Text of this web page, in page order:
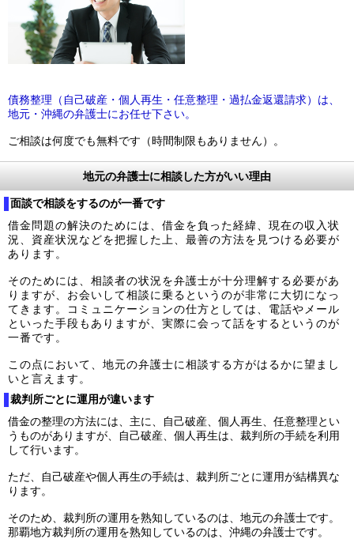
債務整理（自己破産・個人再生・任意整理・過払金返還請求）は、
地元・沖縄の弁護士にお任せ下さい。
ご相談は何度でも無料です（時間制限もありません）。
地元の弁護士に相談した方がいい理由
面談で相談をするのが一番です
借金問題の解決のためには、借金を負った経緯、現在の収入状
況、資産状況などを把握した上、最善の方法を見つける必要が
あります。
そのためには、相談者の状況を弁護士が十分理解する必要があ
りますが、お会いして相談に乗るというのが非常に大切になっ
てきます。コミュニケーションの仕方としては、電話やメール
といった手段もありますが、実際に会って話をするというのが
一番です。
この点において、地元の弁護士に相談する方がはるかに望まし
いと言えます。
裁判所ごとに運用が違います
借金の整理の方法には、主に、自己破産、個人再生、任意整理とい
うものがありますが、自己破産、個人再生は、裁判所の手続を利用
して行います。
ただ、自己破産や個人再生の手続は、裁判所ごとに運用が結構異な
ります。
そのため、裁判所の運用を熟知しているのは、地元の弁護士です。
那覇地方裁判所の運用を熟知しているのは、沖縄の弁護士です。